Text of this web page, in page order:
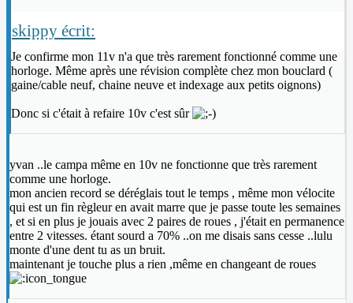
skippy écrit:
Je confirme mon 11v n'a que très rarement fonctionné comme une
horloge. Même après une révision complète chez mon bouclard (
gaine/cable neuf, chaine neuve et indexage aux petits oignons)
Donc si c'était à refaire 10v c'est sûr
yvan ..le campa même en 10v ne fonctionne que très rarement
comme une horloge.
mon ancien record se déréglais tout le temps , même mon vélocite
qui est un fin règleur en avait marre que je passe toute les semaines
, et si en plus je jouais avec 2 paires de roues , j'était en permanence
entre 2 vitesses. étant sourd a 70% ..on me disais sans cesse ..lulu
monte d'une dent tu as un bruit.
maintenant je touche plus a rien ,même en changeant de roues